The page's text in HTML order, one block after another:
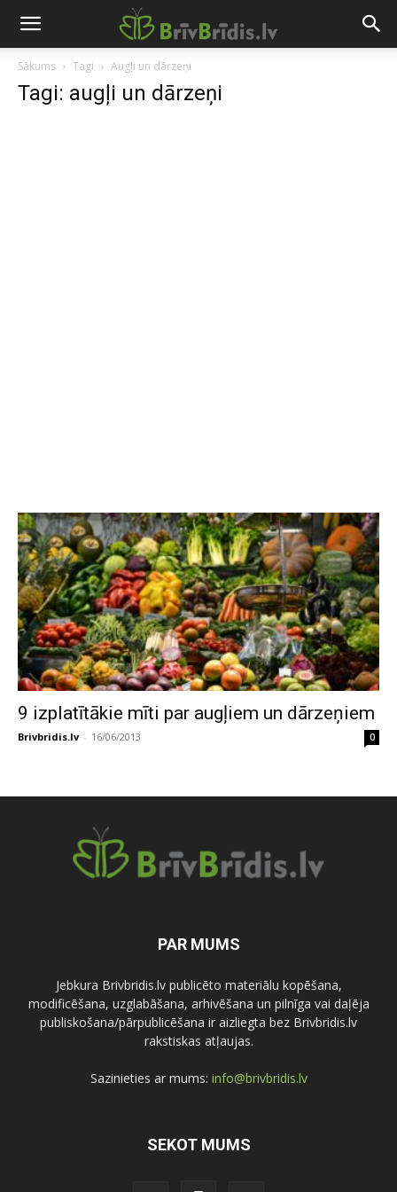
Sākums Tagi Augļi un dārzeņi
Tagi: augļi un dārzeņi
9 izplatītākie mīti par augļiem un dārzeņiem
Brivbridis.lv - 16/06/2013 0
PAR MUMS
Jebkura Brivbridis.lv publicēto materiālu kopēšana,
modificēšana, uzglabāšana, arhivēšana un pilnīga vai daļēja
publiskošana/pārpublicēšana ir aizliegta bez Brivbridis.lv
rakstiskas atļaujas.
Sazinieties ar mums: info@brivbridis.lv
SEKOT MUMS